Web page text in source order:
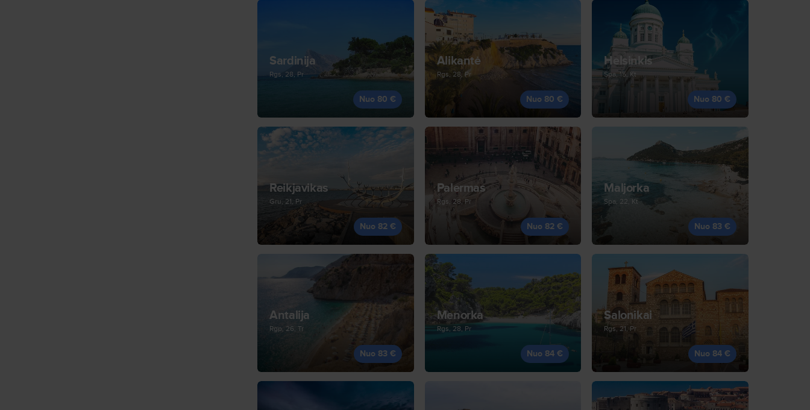
Sardinija
Rgs, 28, Pr
Nuo 80 €
Alikantė
Rgs, 28, Pr
Nuo 80 €
Helsinkis
Spa, 15, Kt
Nuo 80 €
Reikjavikas
Gru, 21, Pr
Nuo 82 €
Palermas
Rgs, 28, Pr
Nuo 82 €
Maljorka
Spa, 22, Kt
Nuo 83 €
Antalija
Rgp, 26, Tr
Nuo 83 €
Menorka
Rgs, 28, Pr
Nuo 84 €
Salonikai
Rgs, 21, Pr
Nuo 84 €